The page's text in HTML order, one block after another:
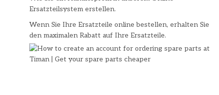
Ersatzteilsystem erstellen.
Wenn Sie Ihre Ersatzteile online bestellen, erhalten Sie
den maximalen Rabatt auf Ihre Ersatzteile.